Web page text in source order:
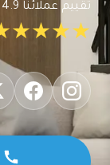
تقييم عملائنا 4.9 نجوم مع Google